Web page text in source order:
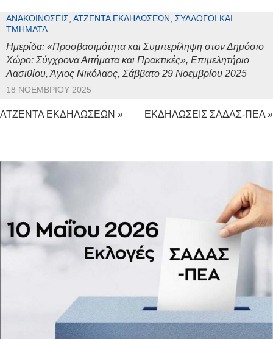
ΑΝΑΚΟΙΝΏΣΕΙΣ, ΑΤΖΈΝΤΑ ΕΚΔΗΛΏΣΕΩΝ, ΣΎΛΛΟΓΟΙ ΚΑΙ
ΤΜΉΜΑΤΑ
Ημερίδα: «Προσβασιμότητα και Συμπερίληψη στον Δημόσιο
Χώρο: Σύγχρονα Αιτήματα και Πρακτικές», Επιμελητήριο
Λασιθίου, Άγιος Νικόλαος, Σάββατο 29 Νοεμβρίου 2025
18 ΝΟΕΜΒΡΊΟΥ 2025
ΑΤΖΕΝΤΑ ΕΚΔΗΛΩΣΕΩΝ » ΕΚΔΗΛΩΣΕΙΣ ΣΑΔΑΣ-ΠΕΑ »